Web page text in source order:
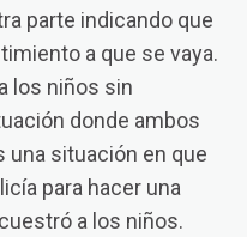
parte indicando que
a que se vaya.
los niños sin
donde ambos
una situación en que
para hacer una
a los niños.